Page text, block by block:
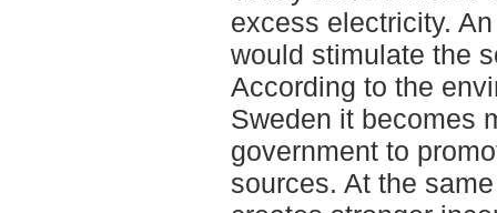
excess electricity.
would stimulate the
According to the
Sweden it becomes
government to
sources. At the